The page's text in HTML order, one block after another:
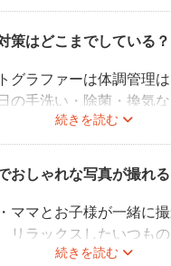
審査を通過した、赤ち
慣れているパパ・ママ世
国に多数在籍。
のカメラマンでも指名
。分かりやすい料金体
策はどこまでしている？
続きを読む
グラファーは体調管理
の手洗い・除菌・換気
熱中症予防に努めます。
撮影中はご家族のペー
囲や足元に危険なものが
掛けながら進行しますの
おしゃれな写真が撮れ
続きを読む
ママとお子様が一緒に
リラックスしたいつも
影できます。